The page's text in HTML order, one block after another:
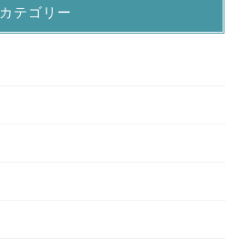
カテゴリー